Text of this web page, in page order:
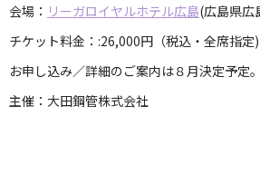
会場： リーガロイヤルホテル広島(広島県広
チケット料金： :26,000円 （税込・全席指定)
お申し込み／詳細のご案内は８月決定予定。
主催： 大田鋼管株式会社